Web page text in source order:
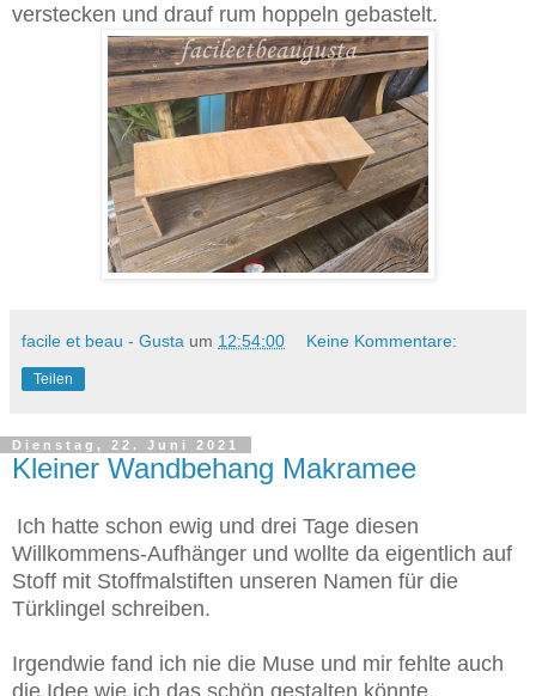
verstecken und drauf rum hoppeln gebastelt.
facile et beau - Gusta um 12:54:00 Keine Kommentare:
Teilen
Dienstag, 22. Juni 2021
Kleiner Wandbehang Makramee
Ich hatte schon ewig und drei Tage diesen
Willkommens-Aufhänger und wollte da eigentlich auf
Stoff mit Stoffmalstiften unseren Namen für die
Türklingel schreiben.
Irgendwie fand ich nie die Muse und mir fehlte auch